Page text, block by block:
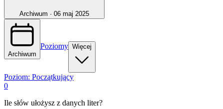
Archiwum · 06 maj 2025
Archiwum
Poziomy Więcej
Poziom: Początkujący
0
Ile słów ułożysz z danych liter?